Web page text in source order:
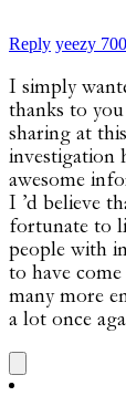
Reply yeezy 700
I simply
thanks to
sharing at
investigation
awesome
I ’d believe
fortunate to
people with
to have
many more
a lot once